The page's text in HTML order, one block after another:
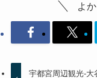
よ
宇都宮周辺観光-大